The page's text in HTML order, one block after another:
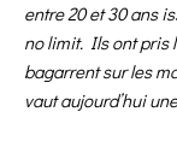
entre 20 et 30 ans
no limit. Ils ont pris
bagarrent sur les
vaut aujourd’hui